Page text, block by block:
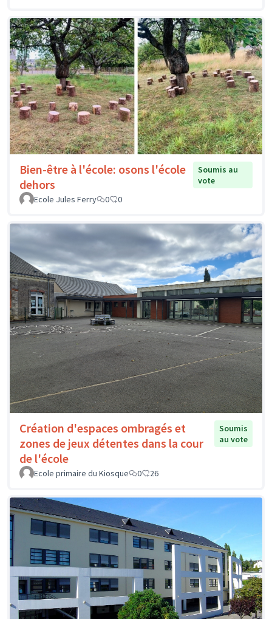
Bien-être à l'école: osons l'école
dehors
Soumis au
vote
Ecole Jules Ferry
0 0
Création d'espaces ombragés et
zones de jeux détentes dans la cour
de l'école
Soumis
au vote
Ecole primaire du Kiosque 0 26